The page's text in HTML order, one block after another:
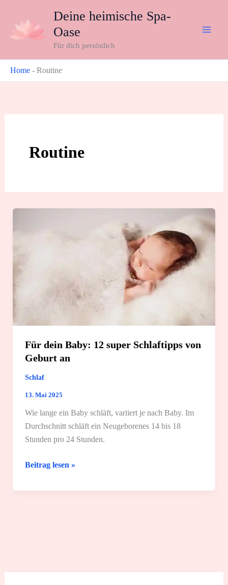
springen
Deine heimische Spa-
Oase
Für dich persönlich
Home - Routine
Routine
Für dein Baby: 12 super Schlaftipps von
Geburt an
Schlaf
13. Mai 2025
Wie lange ein Baby schläft, variiert je nach Baby. Im
Durchschnitt schläft ein Neugeborenes 14 bis 18
Stunden pro 24 Stunden.
Für
Baby:
Beitrag lesen »